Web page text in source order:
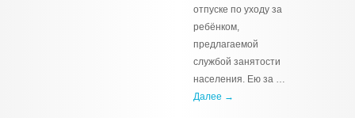
отпуске по уходу за
ребёнком,
предлагаемой
службой занятости
населения. Ею за …
Далее →